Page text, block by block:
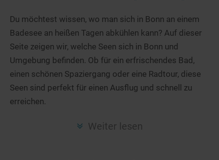
Stand Up Paddeling
Kitesurfen
Kanu- & Kajaktouren
Badeseen in Deutschland
Genuss pur
Wellness am See
Direkt am Wasser
Unterkünfte
Hotels am See
Ferienwohnungen
Hausboote
Camping
Ferienwohnungen
Hausboote
Camping am See
Top-Hotels
Top-Hotel Empfehlungen
Familienhotels
Finde Deinen See
Seen in Deiner Nähe
Seen in Deutschland
Seen in Europa
Strandbad-Verzeichnis
Überwachte Badestellen
Du möchtest wissen, wo man sich in Bonn an einem
Badesee an heißen Tagen abkühlen kann? Auf dieser
Seite zeigen wir, welche Seen sich in Bonn und
Umgebung befinden. Ob für ein erfrischendes Bad,
einen schönen Spaziergang oder eine Radtour, diese
Seen sind perfekt für einen Ausflug und schnell zu
erreichen.
Weiter lesen